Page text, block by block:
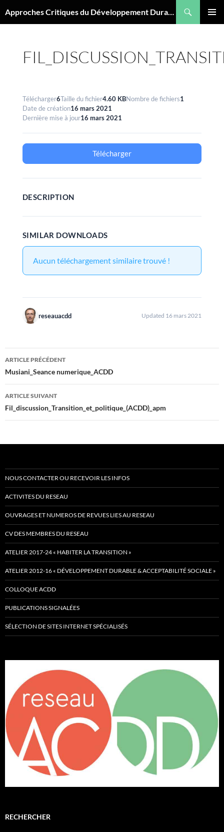
au
Approches Critiques du Développement Durable
Télécharger6Taille du fichier4.60 KBNombre de fichiers1
Date de création16 mars 2021
Dernière mise à jour16 mars 2021
Télécharger
DESCRIPTION
SIMILAR DOWNLOADS
Aucun téléchargement similaire trouvé !
reseauacdd Updated 16 mars 2021
Navigation
des
articles
ARTICLE PRÉCÉDENT
Musiani_Seance numerique_ACDD
ARTICLE SUIVANT
Fil_discussion_Transition_et_politique_(ACDD)_apm
NOUS CONTACTER OU RECEVOIR LES INFOS
ACTIVITES DU RESEAU
OUVRAGES ET NUMEROS DE REVUES LIES AU RESEAU
CV DES MEMBRES DU RESEAU
ATELIER 2017-24 « HABITER LA TRANSITION »
ATELIER 2012-16 « DÉVELOPPEMENT DURABLE & ACCEPTABILITÉ SOCIALE »
COLLOQUE ACDD
PUBLICATIONS SIGNALÉES
SÉLECTION DE SITES INTERNET SPÉCIALISÉS
RECHERCHER